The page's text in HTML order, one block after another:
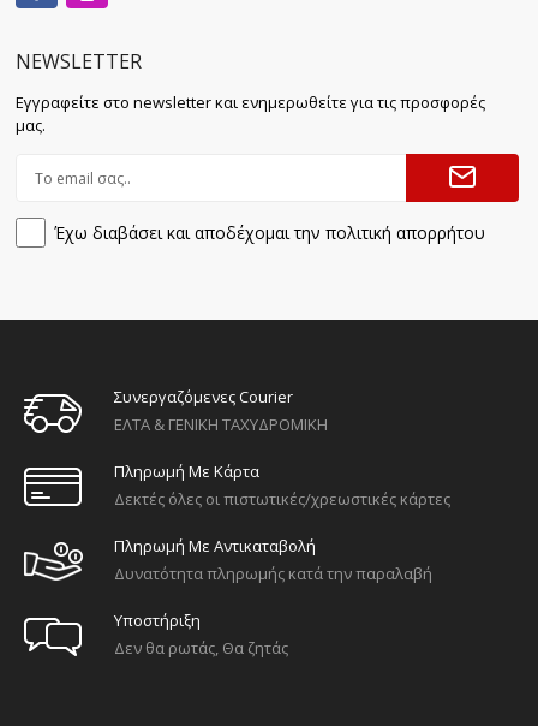
NEWSLETTER
Εγγραφείτε στο newsletter και ενημερωθείτε για τις προσφορές
μας.
Έχω διαβάσει και αποδέχομαι την πολιτική απορρήτου
Συνεργαζόμενες Courier
ΕΛΤΑ & ΓΕΝΙΚΗ ΤΑΧΥΔΡΟΜΙΚΗ
Πληρωμή Με Κάρτα
Δεκτές όλες οι πιστωτικές/χρεωστικές κάρτες
Πληρωμή Με Αντικαταβολή
Δυνατότητα πληρωμής κατά την παραλαβή
Υποστήριξη
Δεν θα ρωτάς, Θα ζητάς